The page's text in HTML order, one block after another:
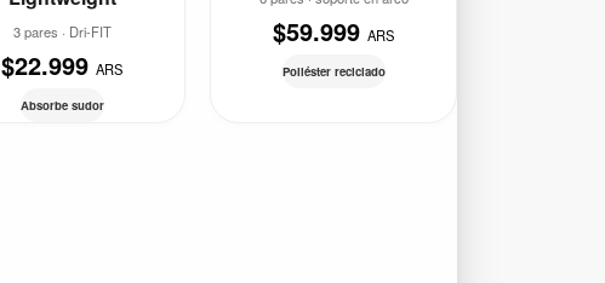
3 pares · Dri-FIT
$22.999 ARS
Absorbe sudor
$59.999 ARS
Poliéster reciclado